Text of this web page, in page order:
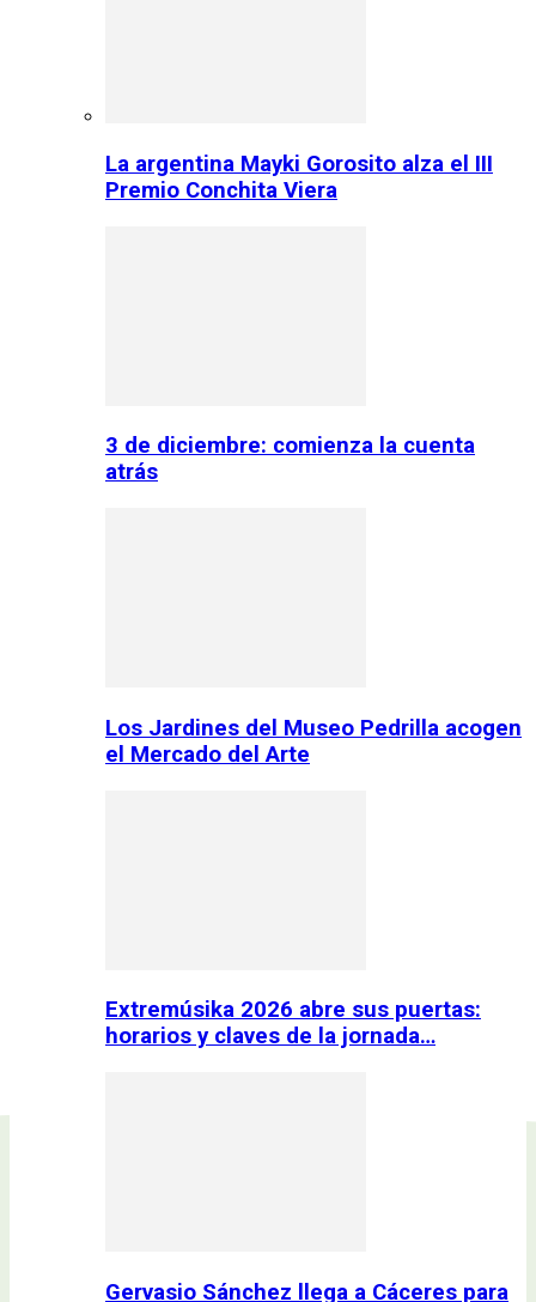
La argentina Mayki Gorosito alza el III
Premio Conchita Viera
3 de diciembre: comienza la cuenta
atrás
Los Jardines del Museo Pedrilla acogen
el Mercado del Arte
Extremúsika 2026 abre sus puertas:
horarios y claves de la jornada…
Gervasio Sánchez llega a Cáceres para